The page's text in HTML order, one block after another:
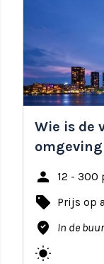
Wie is de
omgeving
person 12 - 300
local_offer Prijs op
where_to_vote In de
wb_sunny